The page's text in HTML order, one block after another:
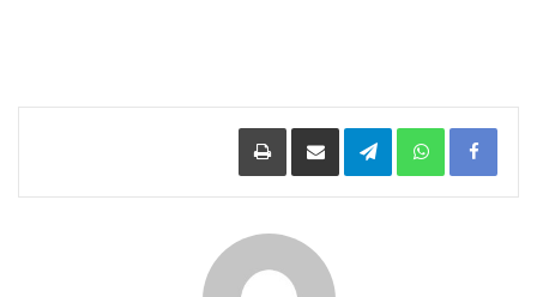
Facebook
WhatsApp
Telegramمشاركة عبر البريد طباعة